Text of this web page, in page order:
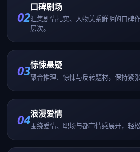
02
口碑剧场
汇集剧情扎实、人物关系鲜明的口碑
层次。
03惊悚悬疑
聚合推理、惊悚与反转题材，保持紧
04浪漫爱情
围绕爱情、职场与都市情感展开，轻